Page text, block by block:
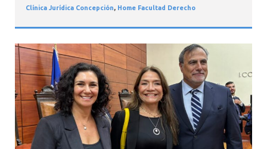
Clínica Jurídica Concepción, Home Facultad Derecho